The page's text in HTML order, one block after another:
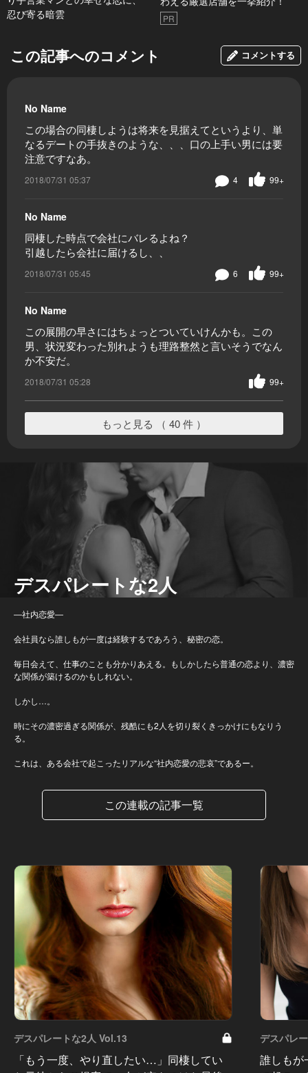
忍び寄る暗雲
PR
この記事へのコメント コメントする
No Name
この場合の同棲しようは将来を見据えてというより、単
なるデートの手抜きのような、、、口の上手い男には要
注意ですなあ。
2018/07/31 05:37 99+
4
No Name
同棲した時点で会社にバレるよね？
引越したら会社に届けるし、、
2018/07/31 05:45 99+
6
No Name
この展開の早さにはちょっとついていけんかも。この
男、状況変わった別れようも理路整然と言いそうでなん
か不安だ。
2018/07/31 05:28 99+
もっと見る （ 40 件 ）
デスパレートな2人
―社内恋愛―
会社員なら誰しもが一度は経験するであろう、秘密の恋。
毎日会えて、仕事のことも分かりあえる。もしかしたら普通の恋より、濃密
な関係が築けるのかもしれない。
しかし…。
時にその濃密過ぎる関係が、残酷にも2人を切り裂くきっかけにもなりう
る。
これは、ある会社で起こったリアルな“社内恋愛の悲哀”であるー。
この連載の記事一覧
デスパレートな2人 Vol.13
「もう一度、やり直したい…」同棲してい
デスパレ
誰しもが